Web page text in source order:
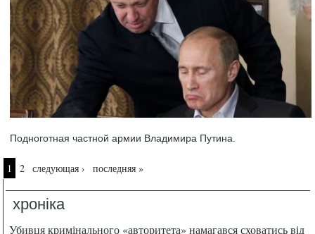
Подноготная частной армии Владимира Путина.
Страницы
1 2 следующая › последняя »
хроніка
Убивця кримінального «авторитета» намагався сховатись від